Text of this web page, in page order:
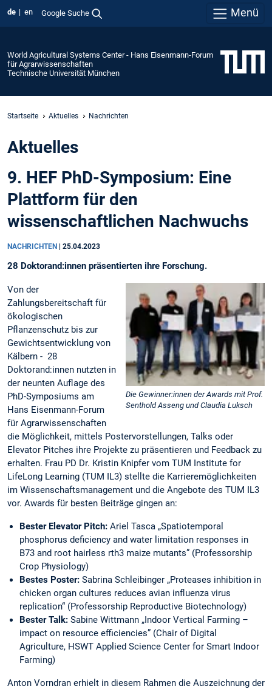
de en Google Suche Menü
World Agricultural Systems Center - Hans Eisenmann-Forum
für Agrarwissenschaften
Technische Universität München
Startseite Aktuelles Nachrichten
Aktuelles
9. HEF PhD-Symposium: Eine
Plattform für den
wissenschaftlichen Nachwuchs
NACHRICHTEN 25.04.2023
28 Doktorand:innen präsentierten ihre Forschung.
Die Gewinner:innen der Awards mit Prof.
Senthold Asseng und Claudia Luksch
Von der
Zahlungsbereitschaft für
ökologischen
Pflanzenschutz bis zur
Gewichtsentwicklung von
Kälbern - 28
Doktorand:innen nutzten in
der neunten Auflage des
PhD-Symposiums am
Hans Eisenmann-Forum
für Agrarwissenschaften
die Möglichkeit, mittels Postervorstellungen, Talks oder
Elevator Pitches ihre Projekte zu präsentieren und Feedback zu
erhalten. Frau PD Dr. Kristin Knipfer vom TUM Institute for
LifeLong Learning (TUM IL3) stellte die Karrieremöglichkeiten
im Wissenschaftsmanagement und die Angebote des TUM IL3
vor. Awards für besten Beiträge gingen an:
Bester Elevator Pitch: Ariel Tasca „Spatiotemporal
phosphorus deficiency and water limitation responses in
B73 and root hairless rth3 maize mutants” (Professorship
Crop Physiology)
Bestes Poster: Sabrina Schleibinger „Proteases inhibition in
chicken organ cultures reduces avian influenza virus
replication“ (Professorship Reproductive Biotechnology)
Bester Talk: Sabine Wittmann „Indoor Vertical Farming –
impact on resource efficiencies” (Chair of Digital
Agriculture, HSWT Applied Science Center for Smart Indoor
Farming)
Anton Vorndran erhielt in diesem Rahmen die Auszeichnung der